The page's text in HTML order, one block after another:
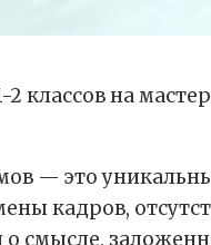
2 классов на
— это
кадров,
о смысле,